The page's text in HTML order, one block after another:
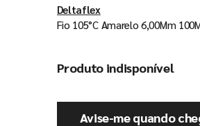
Deltaflex
Fio 105°C Amarelo 6,00Mm
Produto indisponível
Avise-me quando